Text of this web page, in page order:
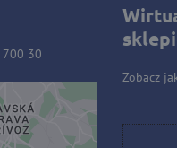
30
jest
Zobacz